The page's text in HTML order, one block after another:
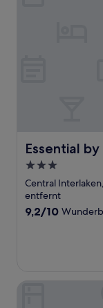
Essential
Essential by
3.0-
Sterne-
Unterkunft
Central
entfernt
9.2
9,2/10